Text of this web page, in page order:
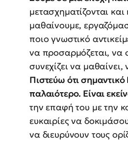
μετασχηματίζονται
μαθαίνουμε,
ποιο γνωστικό
να προσαρμόζεται, να
συνεχίζει να μαθαίνει,
Πιστεύω ότι
παλαιότερο. Είναι
την επαφή του με την
ευκαιρίες να
να διευρύνουν τους